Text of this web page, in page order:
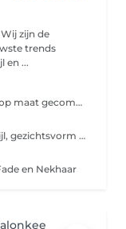
zijn de
trends
en ...
De complete Montón ervaring. Een kapsel op maat gecombineerd met een perfect in model gebrachte baard, afgewerkt met maximale precisie en oog voor detail.
Een kapsel op maat, afgestemd op jouw stijl, gezichtsvorm en uitstraling. Afgewerkt met precisie en oog voor detail.
en Nekhaar